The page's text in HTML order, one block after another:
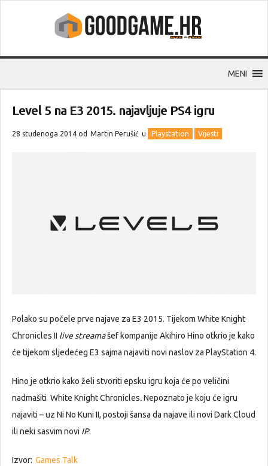
MENI
Level 5 na E3 2015. najavljuje PS4 igru
28 studenoga 2014 od Martin Perušić u Playstation Vijesti
Polako su počele prve najave za E3 2015. Tijekom White Knight
Chronicles II live streamašef kompanije Akihiro Hino otkrio je kako
će tijekom sljedećeg E3 sajma najaviti novi naslov za PlayStation 4.
Hino je otkrio kako želi stvoriti epsku igru koja će po veličini
nadmašiti White Knight Chronicles.Nepoznato je koju će igru
najaviti – uz Ni No Kuni II, postoji šansa da najave ili novi Dark Cloud
ili neki sasvim novi IP.
Izvor: Games Talk